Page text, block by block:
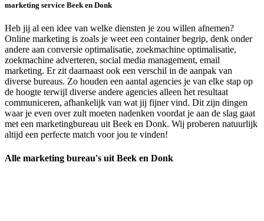
marketing service Beek en Donk
Heb jij al een idee van welke diensten je zou willen afnemen?
Online marketing is zoals je weet een container begrip, denk onder
andere aan conversie optimalisatie, zoekmachine optimalisatie,
zoekmachine adverteren, social media management, email
marketing. Er zit daarnaast ook een verschil in de aanpak van
diverse bureaus. Zo houden een aantal agencies je van elke stap op
de hoogte terwijl diverse andere agencies alleen het resultaat
communiceren, afhankelijk van wat jij fijner vind. Dit zijn dingen
waar je even over zult moeten nadenken voordat je aan de slag gaat
met een marketingbureau uit Beek en Donk. Wij proberen natuurlijk
altijd een perfecte match voor jou te vinden!
Alle marketing bureau's uit Beek en Donk